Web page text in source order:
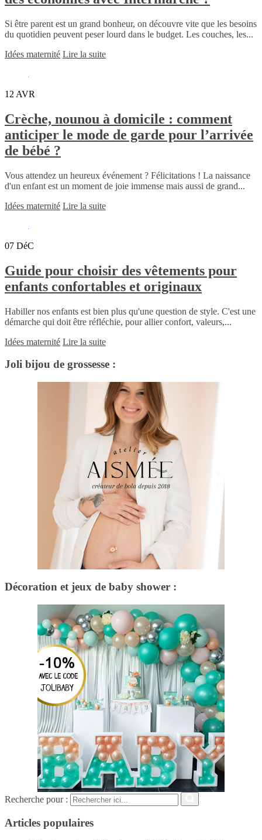
Si être parent est un grand bonheur, on découvre vite que les besoins
du quotidien peuvent peser lourd dans le budget. Les couches, les...
Idées maternité Lire la suite
12 AVR
Crèche, nounou à domicile : comment
anticiper le mode de garde pour l’arrivée
de bébé ?
Vous attendez un heureux événement ? Félicitations ! La naissance
d'un enfant est un moment de joie immense mais aussi de grand...
Idées maternité Lire la suite
07 DéC
Guide pour choisir des vêtements pour
enfants confortables et originaux
Habiller nos enfants est bien plus qu'une question de style. C'est une
démarche qui doit être réfléchie, pour allier confort, valeurs,...
Idées maternité Lire la suite
Joli bijou de grossesse :
Décoration et jeux de baby shower :
Recherche pour :
Articles populaires